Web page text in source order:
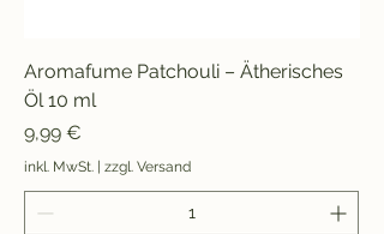
Aromafume Patchouli – Ätherisches
Öl 10 ml
Preis
9,99 €
inkl. MwSt. | zzgl. Versand